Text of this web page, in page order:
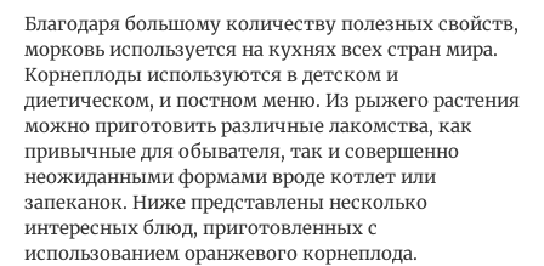
Благодаря большому количеству полезных свойств,
морковь используется на кухнях всех стран мира.
Корнеплоды используются в детском и
диетическом, и постном меню. Из рыжего растения
можно приготовить различные лакомства, как
привычные для обывателя, так и совершенно
неожиданными формами вроде котлет или
запеканок. Ниже представлены несколько
интересных блюд, приготовленных с
использованием оранжевого корнеплода.